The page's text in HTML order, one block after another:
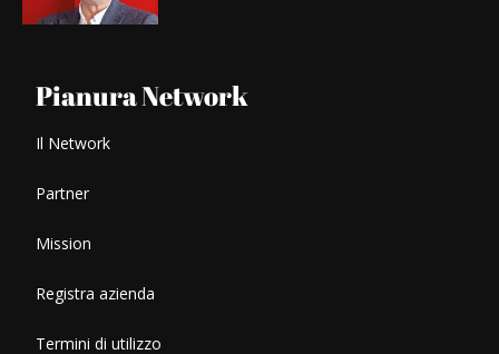
Pianura Network
Il Network
Partner
Mission
Registra azienda
Termini di utilizzo